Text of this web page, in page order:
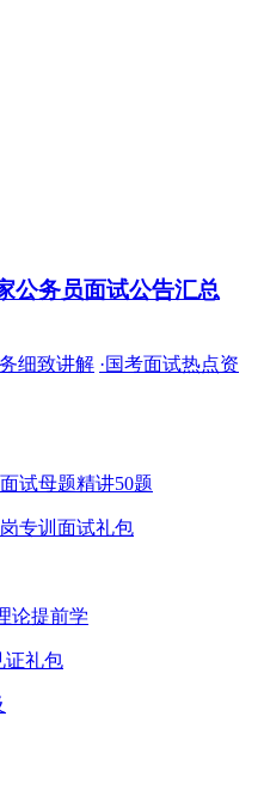
公务员面试公告汇总
细致讲解 ·国考面试热点资
试母题精讲50题
专训面试礼包
论提前学
证礼包